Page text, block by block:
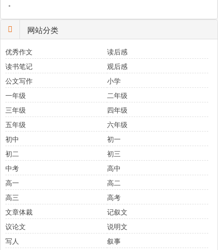
•
网站分类
优秀作文
读后感
读书笔记
观后感
公文写作
小学
一年级
二年级
三年级
四年级
五年级
六年级
初中
初一
初二
初三
中考
高中
高一
高二
高三
高考
文章体裁
记叙文
议论文
说明文
写人
叙事